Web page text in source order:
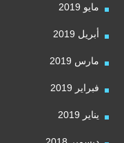
مايو 2019
أبريل 2019
مارس 2019
فبراير 2019
يناير 2019